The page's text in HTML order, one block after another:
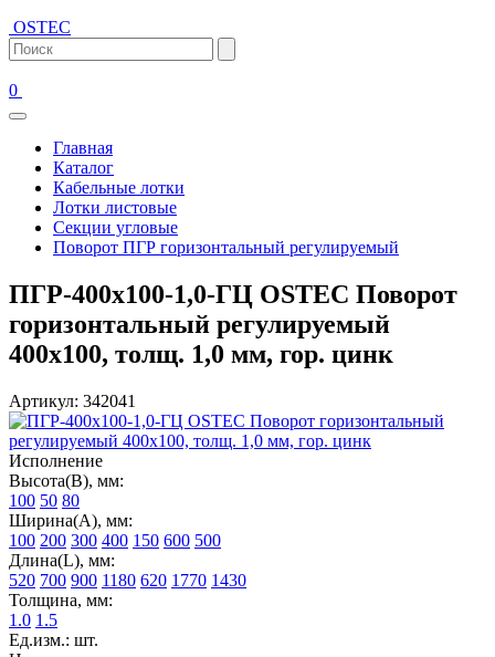
OSTEC
0
Главная
Каталог
Кабельные лотки
Лотки листовые
Секции угловые
Поворот ПГР горизонтальный регулируемый
ПГР-400х100-1,0-ГЦ OSTEC Поворот
горизонтальный регулируемый
400х100, толщ. 1,0 мм, гор. цинк
Артикул: 342041
Исполнение
Высота(В), мм:
100 50 80
Ширина(А), мм:
100 200 300 400 150 600 500
Длина(L), мм:
520 700 900 1180 620 1770 1430
Толщина, мм:
1.0 1.5
Ед.изм.: шт.